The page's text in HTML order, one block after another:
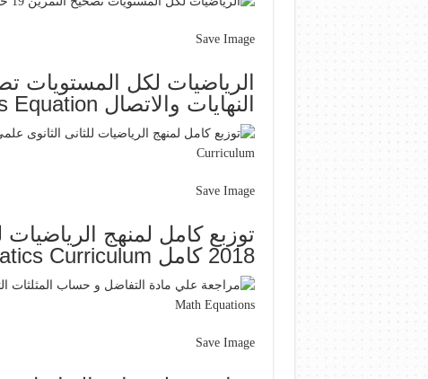
Save Image
النهايات والاتصال Math Math Equations Equation
Save Image
توزبع كامل لمنهج
2018 كامل Education Center Mathematics Curriculum
Save Image